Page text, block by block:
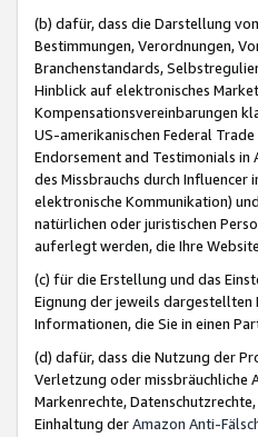
(b) dafür, dass die Darstellung
Bestimmungen, Verordnungen,
Branchenstandards,
Hinblick auf elektronisches
Kompensationsvereinbarungen
US-amerikanischen Federal
Endorsement and Testimonials
des Missbrauchs durch
elektronische Kommunikation)
natürlichen oder juristischen
auferlegt werden, die Ihre
(c) für die Erstellung und das
Eignung der jeweils
Informationen, die Sie in einen
(d) dafür, dass die Nutzung der
Verletzung oder missbräuchliche
Markenrechte,
Einhaltung derAmazon Anti-